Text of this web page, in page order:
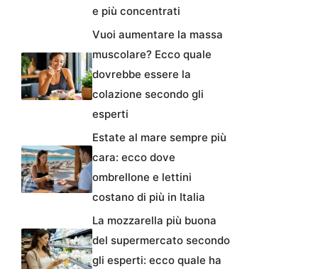
e più concentrati
Vuoi aumentare la massa
muscolare? Ecco quale
dovrebbe essere la
colazione secondo gli
esperti
Estate al mare sempre più
cara: ecco dove
ombrellone e lettini
costano di più in Italia
La mozzarella più buona
del supermercato secondo
gli esperti: ecco quale ha